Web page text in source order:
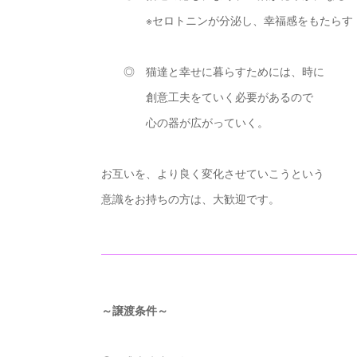
※セロトニンが分泌し、幸福感をもたらす
◎ 猫達と幸せに暮らすためには、時に
創意工夫をていく必要があるので
心の器が広がっていく。
お互いを、より良く変化させていこうという
意識をお持ちの方は、大歓迎です。
～譲渡条件～